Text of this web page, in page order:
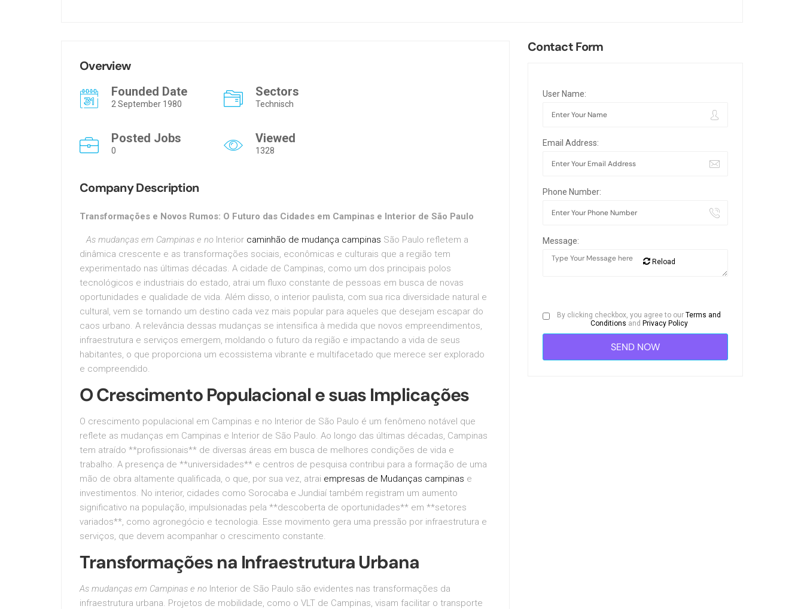
Overview
Founded Date
2 September 1980
Sectors
Technisch
Posted Jobs
0
Viewed
1328
Company Description
Transformações e Novos Rumos: O Futuro das Cidades em Campinas e Interior de São Paulo
As mudanças em Campinas e no Interior caminhão de mudança campinas São Paulo refletem a
dinâmica crescente e as transformações sociais, econômicas e culturais que a região tem
experimentado nas últimas décadas. A cidade de Campinas, como um dos principais polos
tecnológicos e industriais do estado, atrai um fluxo constante de pessoas em busca de novas
oportunidades e qualidade de vida. Além disso, o interior paulista, com sua rica diversidade natural e
cultural, vem se tornando um destino cada vez mais popular para aqueles que desejam escapar do
caos urbano. A relevância dessas mudanças se intensifica à medida que novos empreendimentos,
infraestrutura e serviços emergem, moldando o futuro da região e impactando a vida de seus
habitantes, o que proporciona um ecossistema vibrante e multifacetado que merece ser explorado
e compreendido.
O Crescimento Populacional e suas Implicações
O crescimento populacional em Campinas e no Interior de São Paulo é um fenômeno notável que
reflete as mudanças em Campinas e Interior de São Paulo. Ao longo das últimas décadas, Campinas
tem atraído **profissionais** de diversas áreas em busca de melhores condições de vida e
trabalho. A presença de **universidades** e centros de pesquisa contribui para a formação de uma
mão de obra altamente qualificada, o que, por sua vez, atrai empresas de Mudanças campinas e
investimentos. No interior, cidades como Sorocaba e Jundiaí também registram um aumento
significativo na população, impulsionadas pela **descoberta de oportunidades** em **setores
variados**, como agronegócio e tecnologia. Esse movimento gera uma pressão por infraestrutura e
serviços, que devem acompanhar o crescimento constante.
Transformações na Infraestrutura Urbana
As mudanças em Campinas e no Interior de São Paulo são evidentes nas transformações da
infraestrutura urbana. Projetos de mobilidade, como o VLT de Campinas, visam facilitar o transporte
Contact Form
User Name:
Email Address:
Phone Number:
Message:
Reload
By clicking checkbox, you agree to ourTerms and
Conditions and Privacy Policy